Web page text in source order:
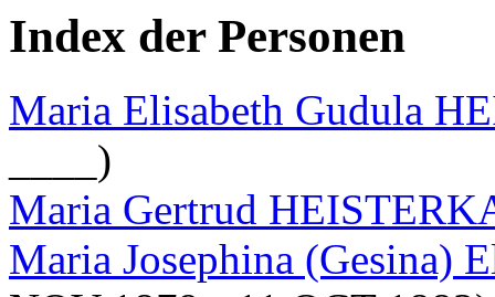
Index der Personen
Maria Elisabeth Gudula
____)
Maria Gertrud
Maria Josephina (Gesina)